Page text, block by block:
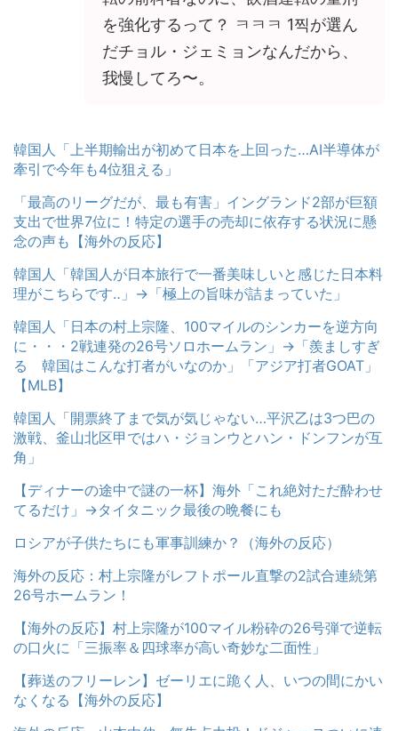
を強化するって？ ㅋㅋㅋ 1찍が選ん
だチョル・ジェミョンなんだから、
我慢してろ〜。
韓国人「上半期輸出が初めて日本を上回った…AI半導体が
牽引で今年も4位狙える」
「最高のリーグだが、最も有害」イングランド2部が巨額
支出で世界7位に！特定の選手の売却に依存する状況に懸
念の声も【海外の反応】
韓国人「韓国人が日本旅行で一番美味しいと感じた日本料
理がこちらです‥」→「極上の旨味が詰まっていた」
韓国人「日本の村上宗隆、100マイルのシンカーを逆方向
に・・・2戦連発の26号ソロホームラン」→「羨ましすぎ
る 韓国はこんな打者がいなのか」「アジア打者GOAT」
【MLB】
韓国人「開票終了まで気が気じゃない…平沢乙は3つ巴の
激戦、釜山北区甲ではハ・ジョンウとハン・ドンフンが互
角」
【ディナーの途中で謎の一杯】海外「これ絶対ただ酔わせ
てるだけ」→タイタニック最後の晩餐にも
ロシアが子供たちにも軍事訓練か？（海外の反応）
海外の反応：村上宗隆がレフトポール直撃の2試合連続第
26号ホームラン！
【海外の反応】村上宗隆が100マイル粉砕の26号弾で逆転
の口火に「三振率＆四球率が高い奇妙な二面性」
【葬送のフリーレン】ゼーリエに跪く人、いつの間にかい
なくなる【海外の反応】